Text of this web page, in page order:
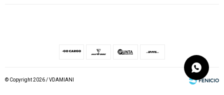
© Copyright 2026 / VDAMIANI